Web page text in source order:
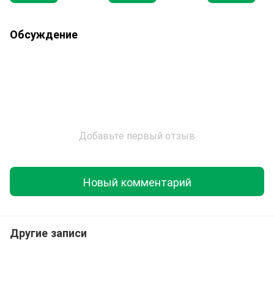
Обсуждение
Добавьте первый отзыв
Новый комментарий
Другие записи